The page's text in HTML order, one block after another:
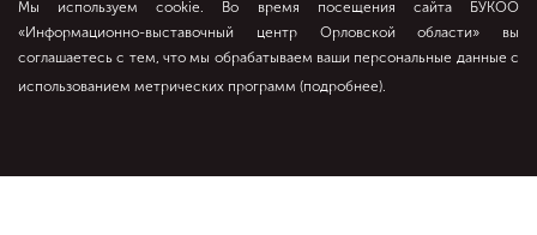
Мы используем cookie. Во время посещения сайта БУКОО
«Информационно-выставочный центр Орловской области» вы
соглашаетесь с тем, что мы обрабатываем ваши персональные данные с
использованием метрических программ (подробнее).